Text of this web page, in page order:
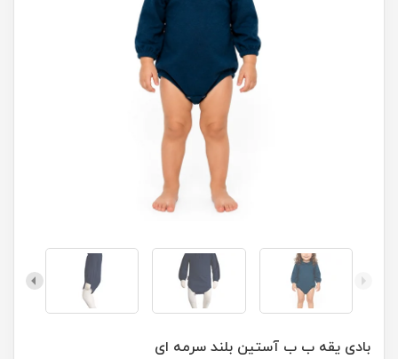
بادی یقه ب ب آستین بلند سرمه ای